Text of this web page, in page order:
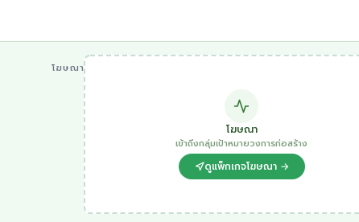
โฆษณา
โฆษณา
เข้าถึงกลุ่มเป้าหมายวงการก่อสร้าง
ดูแพ็กเกจโฆษณา →